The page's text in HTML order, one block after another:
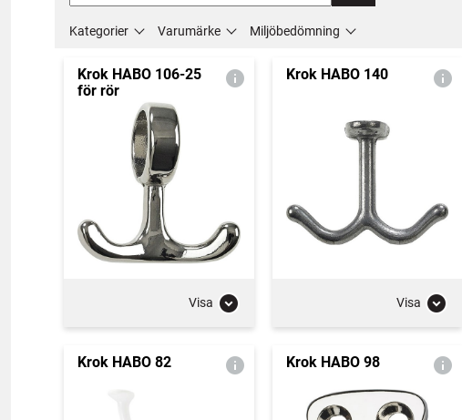
Kategorier Varumärke Miljöbedömning
Krok HABO 106-25
för rör
Visa
Krok HABO 140
Visa
Krok HABO 82 Krok HABO 98